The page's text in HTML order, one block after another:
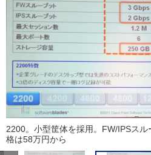
2200。小型筐体を採用。FW/IPSス
格は58万円から